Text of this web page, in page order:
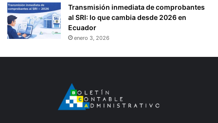
Transmisión inmediata de comprobantes
al SRI: lo que cambia desde 2026 en
Ecuador
enero 3, 2026